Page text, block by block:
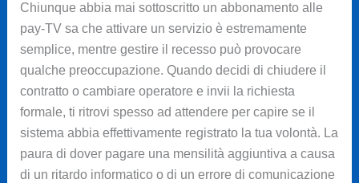
Chiunque abbia mai sottoscritto un abbonamento alle
pay-TV sa che attivare un servizio è estremamente
semplice, mentre gestire il recesso può provocare
qualche preoccupazione. Quando decidi di chiudere il
contratto o cambiare operatore e invii la richiesta
formale, ti ritrovi spesso ad attendere per capire se il
sistema abbia effettivamente registrato la tua volontà. La
paura di dover pagare una mensilità aggiuntiva a causa
di un ritardo informatico o di un errore di comunicazione